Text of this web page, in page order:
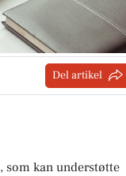
Del artikel
som kan understøtte